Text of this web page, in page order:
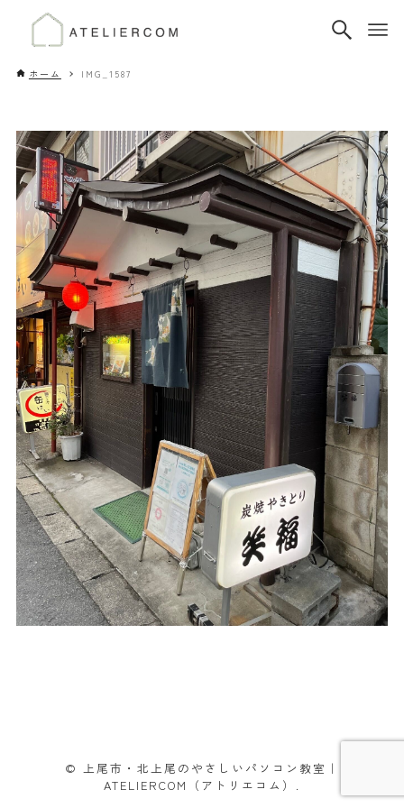
ホーム IMG_1587
© 上尾市・北上尾のやさしいパソコン教室｜
ATELIERCOM（アトリエコム）.